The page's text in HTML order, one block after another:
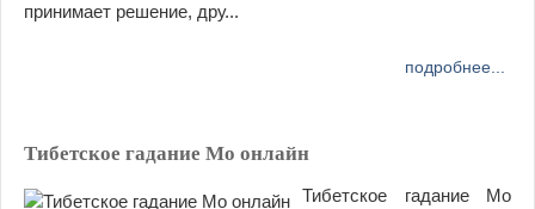
принимает решение, дру...
подробнее...
Тибетское гадание Мо онлайн
Тибетское гадание Мо